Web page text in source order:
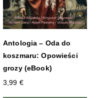
Antologia – Oda do
koszmaru: Opowieści
grozy (eBook)
3,99 €